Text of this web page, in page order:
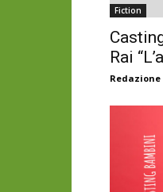
Fiction
Rai
Redazione